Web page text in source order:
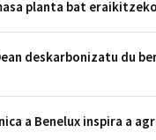
planta bat eraikitzeko
deskarbonizatu du
a Benelux inspira a